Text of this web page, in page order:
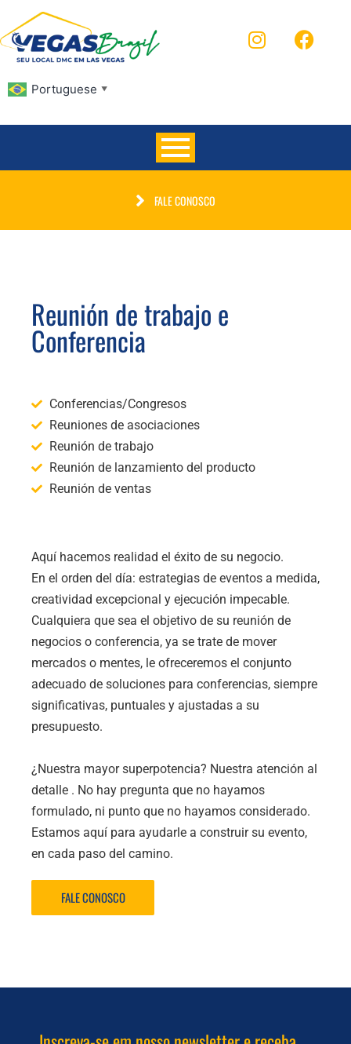
Portuguese ▼
FALE CONOSCO
Reunión de trabajo e
Conferencia
Conferencias/Congresos
Reuniones de asociaciones
Reunión de trabajo
Reunión de lanzamiento del producto
Reunión de ventas
Aquí hacemos realidad el éxito de su negocio.
En el orden del día: estrategias de eventos a medida,
creatividad excepcional y ejecución impecable.
Cualquiera que sea el objetivo de su reunión de
negocios o conferencia, ya se trate de mover
mercados o mentes, le ofreceremos el conjunto
adecuado de soluciones para conferencias, siempre
significativas, puntuales y ajustadas a su
presupuesto.
¿Nuestra mayor superpotencia? Nuestra atención al
detalle . No hay pregunta que no hayamos
formulado, ni punto que no hayamos considerado.
Estamos aquí para ayudarle a construir su evento,
en cada paso del camino.
FALE CONOSCO